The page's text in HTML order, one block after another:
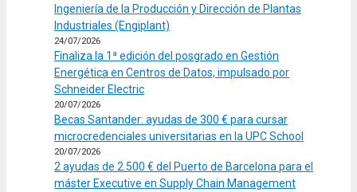
Ingeniería de la Producción y Dirección de Plantas
Industriales (Engiplant)
24/07/2026
Finaliza la 1ª edición del posgrado en Gestión
Energética en Centros de Datos, impulsado por
Schneider Electric
20/07/2026
Becas Santander: ayudas de 300 € para cursar
microcredenciales universitarias en la UPC School
20/07/2026
2 ayudas de 2.500 € del Puerto de Barcelona para el
máster Executive en Supply Chain Management